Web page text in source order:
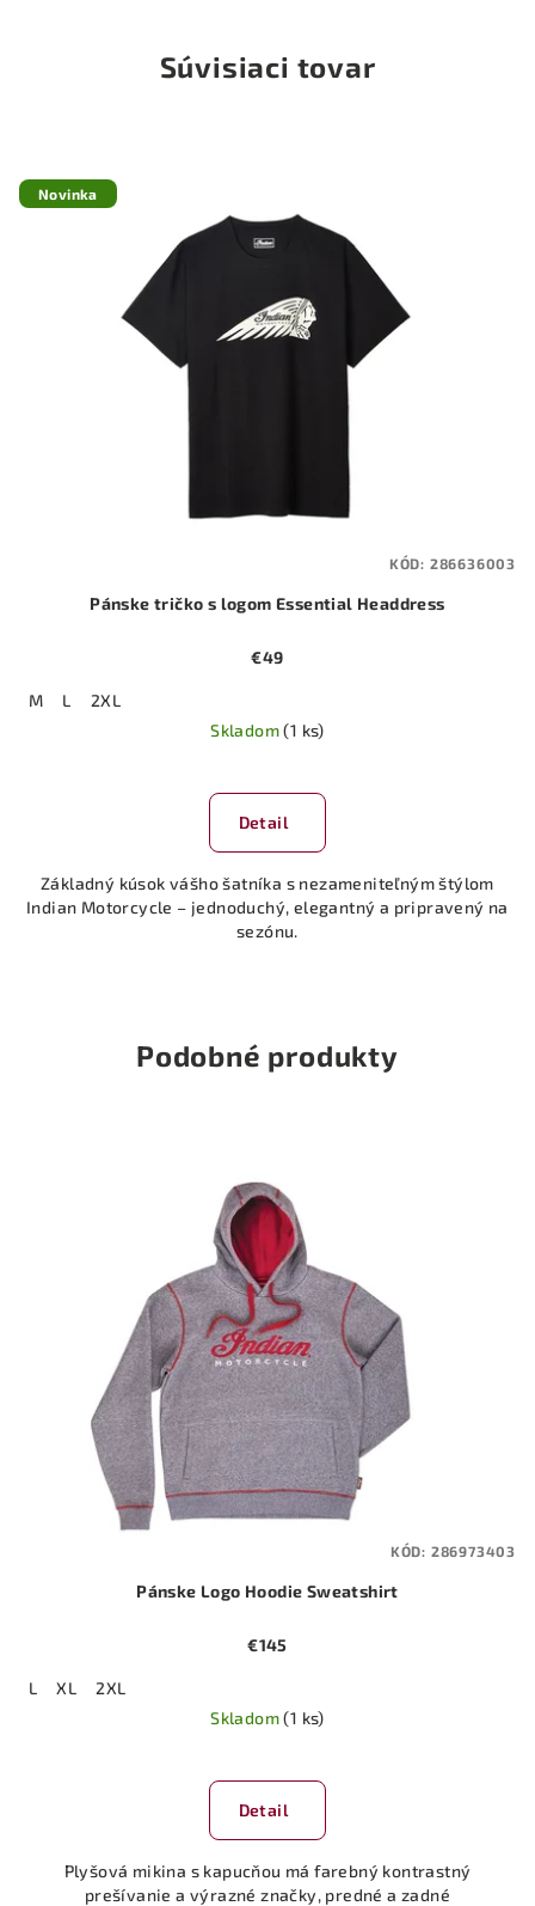
Súvisiaci tovar
Novinka
Pánske tričko s logom Essential Headdress
€49
M L
2XL
Skladom(1 ks)
Detail
Základný kúsok vášho šatníka s nezameniteľným štýlom
Indian Motorcycle – jednoduchý, elegantný a pripravený na
sezónu.
KÓD: 286636003
Podobné produkty
Pánske Logo Hoodie Sweatshirt
€145
L XL
2XL
Skladom(1 ks)
Detail
Plyšová mikina s kapucňou má farebný kontrastný
prešívanie a výrazné značky, predné a zadné
KÓD: 286973403